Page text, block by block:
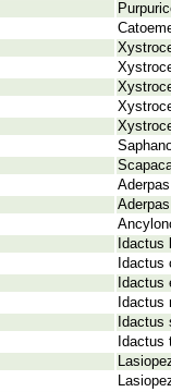
Idactus
Idactus
Idactus
Idactus
Idactus
Idactus